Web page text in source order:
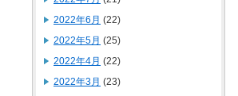
2022年6月 (22)
2022年5月 (25)
2022年4月 (22)
2022年3月 (23)